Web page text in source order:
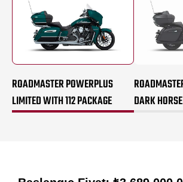
ROADMASTER POWERPLUS
LIMITED WITH 112 PACKAGE
DARK